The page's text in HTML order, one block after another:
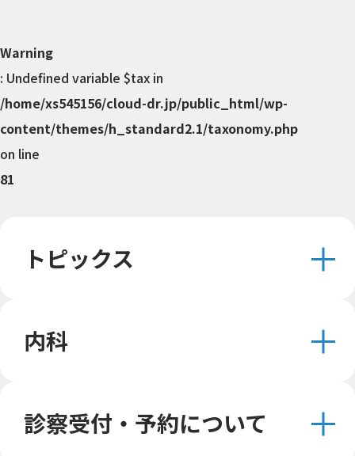
Warning
: Undefined variable $tax in
/home/xs545156/cloud-dr.jp/public_html/wp-
content/themes/h_standard2.1/taxonomy.php
on line
81
トピックス
内科
診察受付・予約について